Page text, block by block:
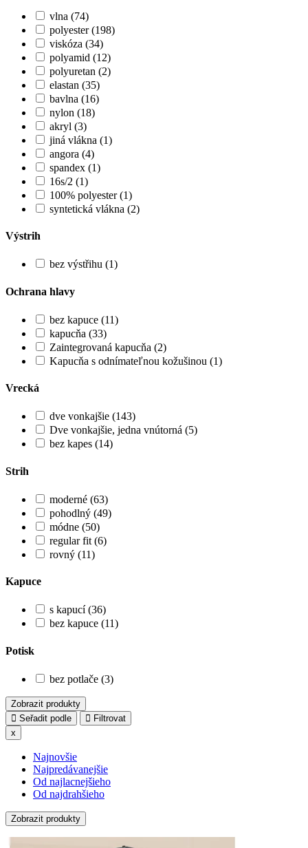
vlna (74)
polyester (198)
viskóza (34)
polyamid (12)
polyuretan (2)
elastan (35)
bavlna (16)
nylon (18)
akryl (3)
jiná vlákna (1)
angora (4)
spandex (1)
16s/2 (1)
100% polyester (1)
syntetická vlákna (2)
Výstrih
bez výstřihu (1)
Ochrana hlavy
bez kapuce (11)
kapucňa (33)
Zaintegrovaná kapucňa (2)
Kapucňa s odnímateľnou kožušinou (1)
Vrecká
dve vonkajšie (143)
Dve vonkajšie, jedna vnútorná (5)
bez kapes (14)
Strih
moderné (63)
pohodlný (49)
módne (50)
regular fit (6)
rovný (11)
Kapuce
s kapucí (36)
bez kapuce (11)
Potisk
bez potlače (3)
Zobrazit produkty
Seřadit podle
Filtrovat
x
Najnovšie
Najpredávanejšie
Od najlacnejšieho
Od najdrahšieho
Zobrazit produkty